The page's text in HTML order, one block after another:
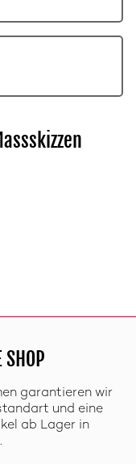
SHOP
garantieren wir
und eine
ab Lager in